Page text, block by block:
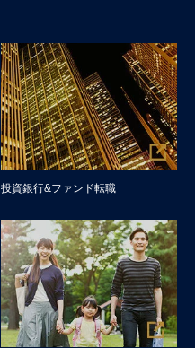
投資銀行&ファンド転職